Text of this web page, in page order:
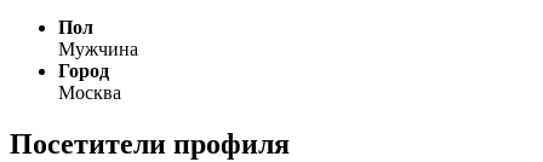
Пол
Мужчина
Город
Москва
Посетители профиля